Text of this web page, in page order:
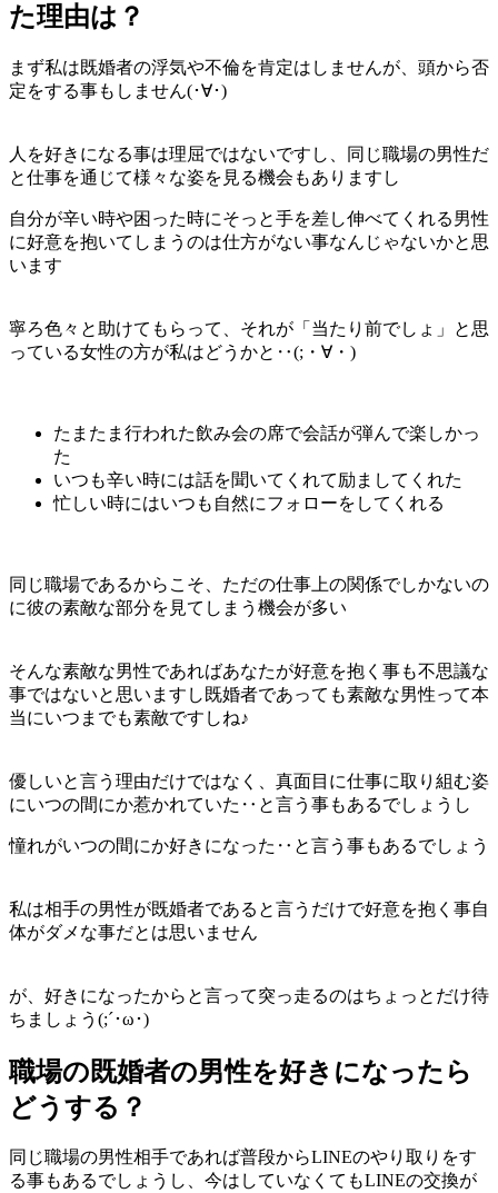
た理由は？
まず私は既婚者の浮気や不倫を肯定はしませんが、頭から否
定をする事もしません(･∀･)
人を好きになる事は理屈ではないですし、同じ職場の男性だ
と仕事を通じて様々な姿を見る機会もありますし
自分が辛い時や困った時にそっと手を差し伸べてくれる男性
に好意を抱いてしまうのは仕方がない事なんじゃないかと思
います
寧ろ色々と助けてもらって、それが「当たり前でしょ」と思
っている女性の方が私はどうかと‥(;・∀・)
たまたま行われた飲み会の席で会話が弾んで楽しかっ
た
いつも辛い時には話を聞いてくれて励ましてくれた
忙しい時にはいつも自然にフォローをしてくれる
同じ職場であるからこそ、ただの仕事上の関係でしかないの
に彼の素敵な部分を見てしまう機会が多い
そんな素敵な男性であればあなたが好意を抱く事も不思議な
事ではないと思いますし既婚者であっても素敵な男性って本
当にいつまでも素敵ですしね♪
優しいと言う理由だけではなく、真面目に仕事に取り組む姿
にいつの間にか惹かれていた‥と言う事もあるでしょうし
憧れがいつの間にか好きになった‥と言う事もあるでしょう
私は相手の男性が既婚者であると言うだけで好意を抱く事自
体がダメな事だとは思いません
が、好きになったからと言って突っ走るのはちょっとだけ待
ちましょう(;´･ω･)
職場の既婚者の男性を好きになったら
どうする？
同じ職場の男性相手であれば普段からLINEのやり取りをす
る事もあるでしょうし、今はしていなくてもLINEの交換が